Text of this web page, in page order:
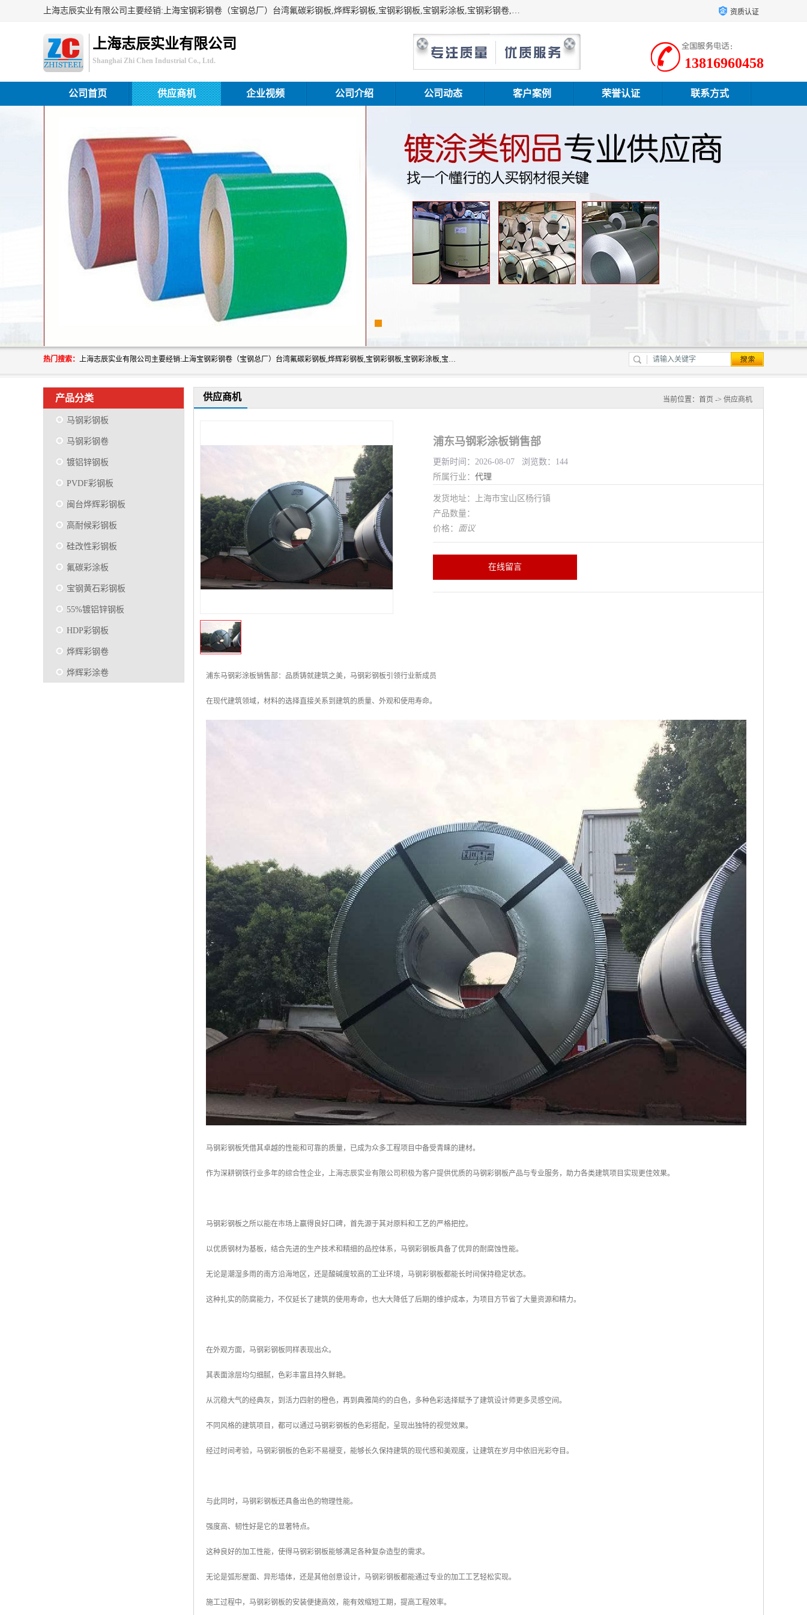
上海志辰实业有限公司主要经销:上海宝钢彩钢卷（宝钢总厂）台湾氟碳彩钢板,烨辉彩钢板,宝钢彩钢板,宝钢彩涂板,宝钢彩钢卷,马钢彩钢板,马钢彩钢卷,镀铝锌钢板,PVDF彩钢板,台湾烨辉彩钢板,高耐候彩钢板,硅改性彩钢板,规格齐全。 资质认证
上海志辰实业有限公司
Shanghai Zhi Chen Industrial Co., Ltd. 13816960458
公司首页 供应商机 企业视频 公司介绍 公司动态 客户案例 荣誉认证 联系方式
热门搜索： 上海志辰实业有限公司主要经销:上海宝钢彩钢卷（宝钢总厂）台湾氟碳彩钢板,烨辉彩钢板,宝钢彩钢板,宝钢彩涂板,宝钢彩钢卷,马钢彩钢板,马钢彩钢卷,镀铝锌钢板,PVDF彩钢板,台湾烨辉彩钢板,高耐候彩钢板,硅改性彩钢板,规格齐全。
产品分类
马钢彩钢板
马钢彩钢卷
镀铝锌钢板
PVDF彩钢板
闽台烨辉彩钢板
高耐候彩钢板
硅改性彩钢板
氟碳彩涂板
宝钢黄石彩钢板
55%镀铝锌钢板
HDP彩钢板
烨辉彩钢卷
烨辉彩涂卷
供应商机 当前位置： 首页 -> 供应商机
浦东马钢彩涂板销售部
更新时间：2026-08-07 浏览数：144
所属行业： 代理
发货地址：上海市宝山区杨行镇
产品数量：
价格： 面议
在线留言
浦东马钢彩涂板销售部：品质铸就建筑之美，马钢彩钢板引领行业新成员
在现代建筑领域，材料的选择直接关系到建筑的质量、外观和使用寿命。
马钢彩钢板凭借其卓越的性能和可靠的质量，已成为众多工程项目中备受青睐的建材。
作为深耕钢铁行业多年的综合性企业，上海志辰实业有限公司积极为客户提供优质的马钢彩钢板产品与专业服务，助力各类建筑项目实现更佳效果。
马钢彩钢板之所以能在市场上赢得良好口碑，首先源于其对原料和工艺的严格把控。
以优质钢材为基板，结合先进的生产技术和精细的品控体系，马钢彩钢板具备了优异的耐腐蚀性能。
无论是潮湿多雨的南方沿海地区，还是酸碱度较高的工业环境，马钢彩钢板都能长时间保持稳定状态。
这种扎实的防腐能力，不仅延长了建筑的使用寿命，也大大降低了后期的维护成本，为项目方节省了大量资源和精力。
在外观方面，马钢彩钢板同样表现出众。
其表面涂层均匀细腻，色彩丰富且持久鲜艳。
从沉稳大气的经典灰，到活力四射的橙色，再到典雅简约的白色，多种色彩选择赋予了建筑设计师更多灵感空间。
不同风格的建筑项目，都可以通过马钢彩钢板的色彩搭配，呈现出独特的视觉效果。
经过时间考验，马钢彩钢板的色彩不易褪变，能够长久保持建筑的现代感和美观度，让建筑在岁月中依旧光彩夺目。
与此同时，马钢彩钢板还具备出色的物理性能。
强度高、韧性好是它的显著特点。
这种良好的加工性能，使得马钢彩钢板能够满足各种复杂造型的需求。
无论是弧形屋面、异形墙体，还是其他创意设计，马钢彩钢板都能通过专业的加工工艺轻松实现。
施工过程中，马钢彩钢板的安装便捷高效，能有效缩短工期，提高工程效率。